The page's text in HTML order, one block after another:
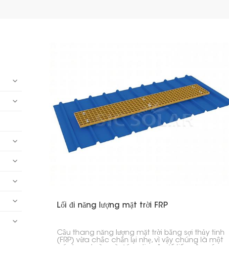
Lối đi năng lượng mặt trời FRP
Cầu thang năng lượng mặt trời bằng sợi thủy tinh
(FRP) vừa chắc chắn lại nhẹ, vì vậy chúng là một